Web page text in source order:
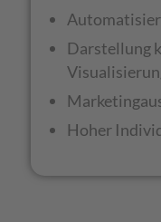
Darstellung
Hoher